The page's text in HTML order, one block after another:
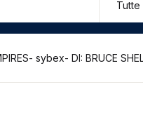
sybex- DI: BRUCE